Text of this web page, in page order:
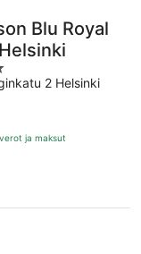
Blu Royal
2 Helsinki
ja maksut